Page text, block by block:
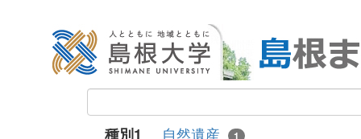
種別1 自然遺産 1